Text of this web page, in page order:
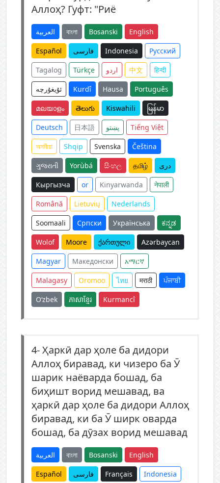
Аллоҳ? Гуфт: "Риё
العربية বাংলা Bosanski English
Español فارسی Indonesia Русский
Tagalog Türkçe اردو 中文 हिन्दी
ئۇيغۇرچە Kurdî Hausa Português
മലയാളം తెలుగు Kiswahili မြန်မာ
Deutsch 日本語 پښتو Tiếng Việt
অসমীয়া Shqip Svenska Čeština
ગુજરાતી Yorùbá සිංහල தமிழ் دری
Кыргызча or Kinyarwanda नेपाली
Română Lietuvių Nederlands
Soomaali Српски Українська ಕನ್ನಡ
Wolof Moore ქართული Azərbaycan
Magyar Македонски አማርኛ
Malagasy Oromoo ไทย मराठी ਪੰਜਾਬੀ
O‘zbek ភាសាខ្មែរ Kurmancî
4-Ҳаркӣ дар ҳоле ба дидори
Аллоҳ биравад, ки чизеро ба Ӯ
шарик наёварда бошад, ба
биҳишт ворид мешавад, ва
ҳаркӣ дар ҳоле ба дидори Аллоҳ
биравад, ки ба Ӯ ширк оварда
бошад, ба дӯзах ворид мешавад
العربية বাংলা Bosanski English
Español فارسی Français Indonesia